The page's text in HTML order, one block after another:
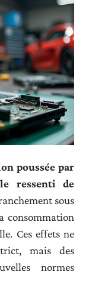
poussée par
ressenti de
sous
consommation
Ces effets ne
mais des
normes